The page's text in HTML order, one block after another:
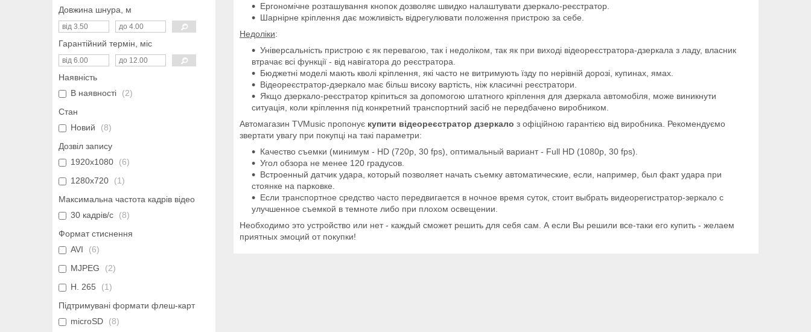
Ергономічне розташування кнопок дозволяє швидко налаштувати дзеркало-реєстратор.
Шарнірне кріплення дає можливість відрегулювати положення пристрою за себе.
Недоліки:
Універсальність пристрою є як перевагою, так і недоліком, так як при виході відеореєстратора-дзеркала з ладу, власник
втрачає всі функції - від навігатора до реєстратора.
Бюджетні моделі мають кволі кріплення, які часто не витримують їзду по нерівній дорозі, купинах, ямах.
Відеореєстратор-дзеркало має більш високу вартість, ніж класичні реєстратори.
Якщо дзеркало-реєстратор кріпиться за допомогою штатного кріплення для дзеркала автомобіля, може виникнути
ситуація, коли кріплення під конкретний транспортний засіб не передбачено виробником.
Автомагазин TVMusic пропонує купити відеореєстратор дзеркало з офіційною гарантією від виробника. Рекомендуємо
звертати увагу при покупці на такі параметри:
Качество съемки (минимум - HD (720p, 30 fps), оптимальный вариант - Full HD (1080p, 30 fps).
Угол обзора не менее 120 градусов.
Встроенный датчик удара, который позволяет начать съемку автоматические, если, например, был факт удара при
стоянке на парковке.
Если транспортное средство часто передвигается в ночное время суток, стоит выбрать видеорегистратор-зеркало с
улучшенное съемкой в темноте либо при плохом освещении.
Необходимо это устройство или нет - каждый сможет решить для себя сам. А если Вы решили все-таки его купить - желаем
приятных эмоций от покупки!
Довжина шнура, м
Гарантійний термін, міс
Наявність
В наявності
2
Стан
Новий
8
Дозвіл запису
1920х1080
6
1280х720
1
Максимальна частота кадрів відео
30 кадрів/с
8
Формат стиснення
AVI
6
MJPEG
2
H. 265
1
Підтримувані формати флеш-карт
microSD
8